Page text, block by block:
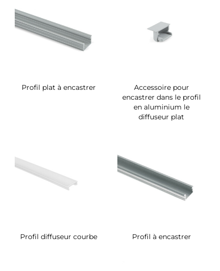
Profil plat à encastrer
Accessoire pour
encastrer dans le profil
en aluminium le
diffuseur plat
Profil diffuseur courbe Profil à encastrer